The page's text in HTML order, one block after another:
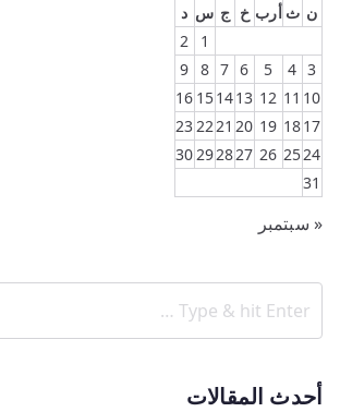
ن ث أرب خ ج س د
1
2
3
4
5
6
7
8
9
10
11
12
13
14
15
16
17
18
19
20
21
22
23
24
25
26
27
28
29
30
31
« سبتمبر
أحدث المقالات